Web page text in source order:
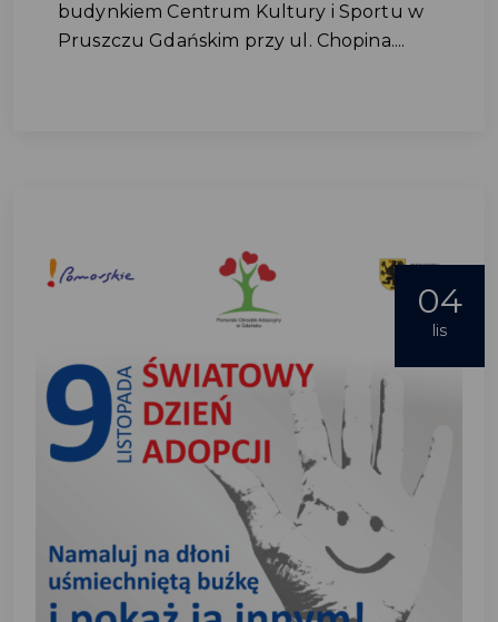
budynkiem Centrum Kultury i Sportu w
Pruszczu Gdańskim przy ul. Chopina....
04
lis